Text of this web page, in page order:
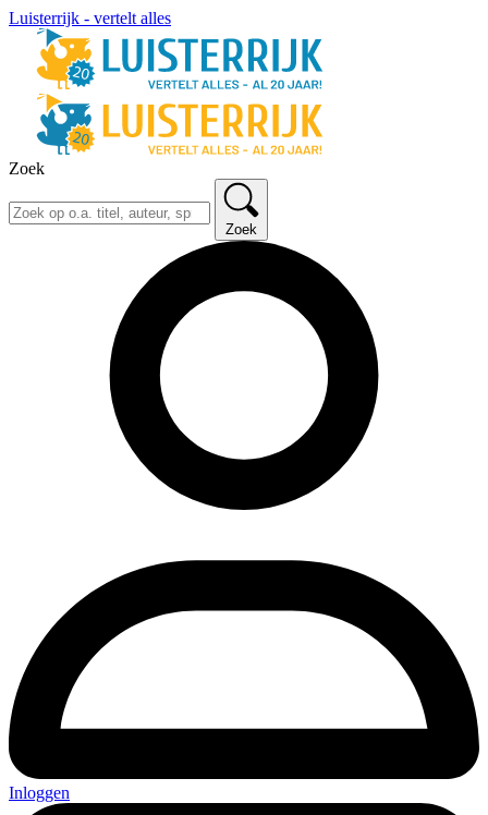
Luisterrijk - vertelt alles
Zoek
Zoek
Inloggen